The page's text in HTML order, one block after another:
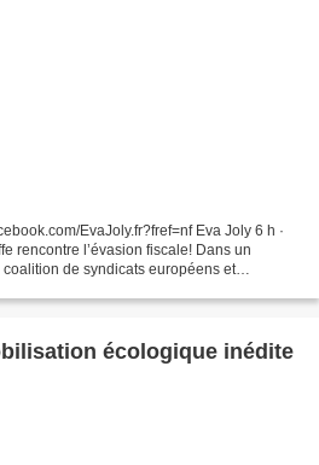
EvaJoly.fr?fref=nf Eva Joly 6 h ·
rencontre l’évasion fiscale! Dans un
de syndicats européens et
écologique inédite